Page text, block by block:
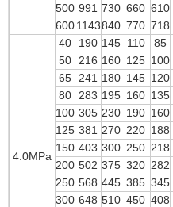
500 991 730 660 610
6001143840 770 718
4.0MPa
40 190 145 110 85
50
216 160 125 100
65
241 180 145 120
80
283 195 160 135
100 305 230 190 160
125 381 270 220 188
150 403 300 250 218
200 502 375 320 282
250 568 445 385 345
300 648 510 450 408